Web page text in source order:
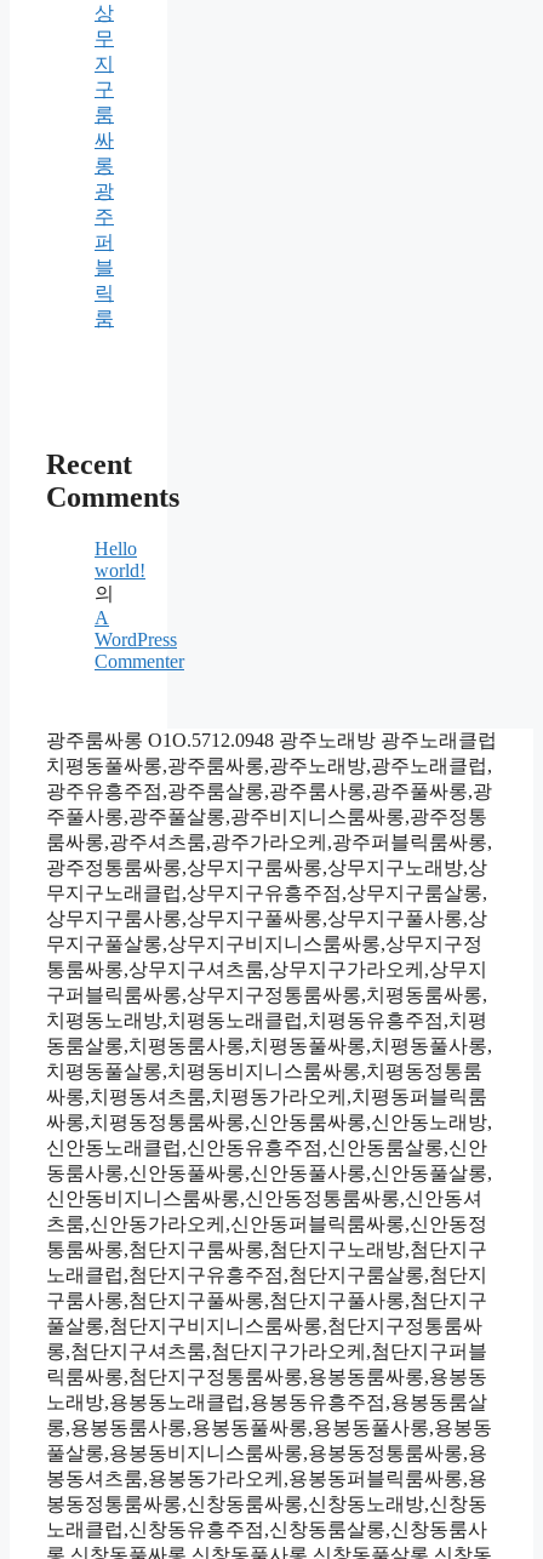
상
무
지
구
룸
싸
롱
광
주
퍼
블
릭
룸
Recent
Comments
Hello
world!
의
A
WordPress
Commenter
광주룸싸롱 O1O.5712.0948 광주노래방 광주노래클럽
치평동풀싸롱,광주룸싸롱,광주노래방,광주노래클럽,
광주유흥주점,광주룸살롱,광주룸사롱,광주풀싸롱,광
주풀사롱,광주풀살롱,광주비지니스룸싸롱,광주정통
룸싸롱,광주셔츠룸,광주가라오케,광주퍼블릭룸싸롱,
광주정통룸싸롱,상무지구룸싸롱,상무지구노래방,상
무지구노래클럽,상무지구유흥주점,상무지구룸살롱,
상무지구룸사롱,상무지구풀싸롱,상무지구풀사롱,상
무지구풀살롱,상무지구비지니스룸싸롱,상무지구정
통룸싸롱,상무지구셔츠룸,상무지구가라오케,상무지
구퍼블릭룸싸롱,상무지구정통룸싸롱,치평동룸싸롱,
치평동노래방,치평동노래클럽,치평동유흥주점,치평
동룸살롱,치평동룸사롱,치평동풀싸롱,치평동풀사롱,
치평동풀살롱,치평동비지니스룸싸롱,치평동정통룸
싸롱,치평동셔츠룸,치평동가라오케,치평동퍼블릭룸
싸롱,치평동정통룸싸롱,신안동룸싸롱,신안동노래방,
신안동노래클럽,신안동유흥주점,신안동룸살롱,신안
동룸사롱,신안동풀싸롱,신안동풀사롱,신안동풀살롱,
신안동비지니스룸싸롱,신안동정통룸싸롱,신안동셔
츠룸,신안동가라오케,신안동퍼블릭룸싸롱,신안동정
통룸싸롱,첨단지구룸싸롱,첨단지구노래방,첨단지구
노래클럽,첨단지구유흥주점,첨단지구룸살롱,첨단지
구룸사롱,첨단지구풀싸롱,첨단지구풀사롱,첨단지구
풀살롱,첨단지구비지니스룸싸롱,첨단지구정통룸싸
롱,첨단지구셔츠룸,첨단지구가라오케,첨단지구퍼블
릭룸싸롱,첨단지구정통룸싸롱,용봉동룸싸롱,용봉동
노래방,용봉동노래클럽,용봉동유흥주점,용봉동룸살
롱,용봉동룸사롱,용봉동풀싸롱,용봉동풀사롱,용봉동
풀살롱,용봉동비지니스룸싸롱,용봉동정통룸싸롱,용
봉동셔츠룸,용봉동가라오케,용봉동퍼블릭룸싸롱,용
봉동정통룸싸롱,신창동룸싸롱,신창동노래방,신창동
노래클럽,신창동유흥주점,신창동룸살롱,신창동룸사
롱,신창동풀싸롱,신창동풀사롱,신창동풀살롱,신창동